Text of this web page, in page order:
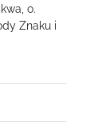
o.
Znaku i